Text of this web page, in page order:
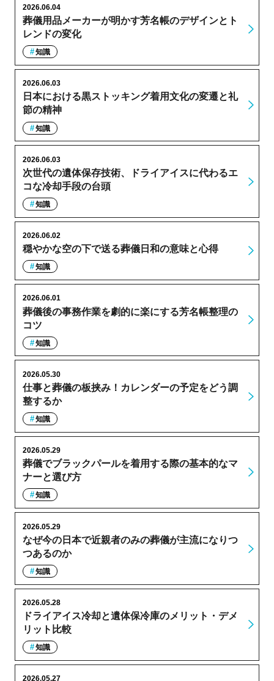
葬儀用品メーカーが明かす芳名帳のデザインとト
レンドの変化
2026.06.04
知識
日本における黒ストッキング着用文化の変遷と礼
節の精神
2026.06.03
知識
次世代の遺体保存技術、ドライアイスに代わるエ
コな冷却手段の台頭
2026.06.03
知識
穏やかな空の下で送る葬儀日和の意味と心得
2026.06.02
知識
葬儀後の事務作業を劇的に楽にする芳名帳整理の
コツ
2026.06.01
知識
仕事と葬儀の板挟み！カレンダーの予定をどう調
整するか
2026.05.30
知識
葬儀でブラックパールを着用する際の基本的なマ
ナーと選び方
2026.05.29
知識
なぜ今の日本で近親者のみの葬儀が主流になりつ
つあるのか
2026.05.29
知識
ドライアイス冷却と遺体保冷庫のメリット・デメ
リット比較
2026.05.28
知識
2026.05.27